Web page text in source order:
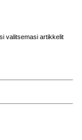
valitsemasi artikkelit